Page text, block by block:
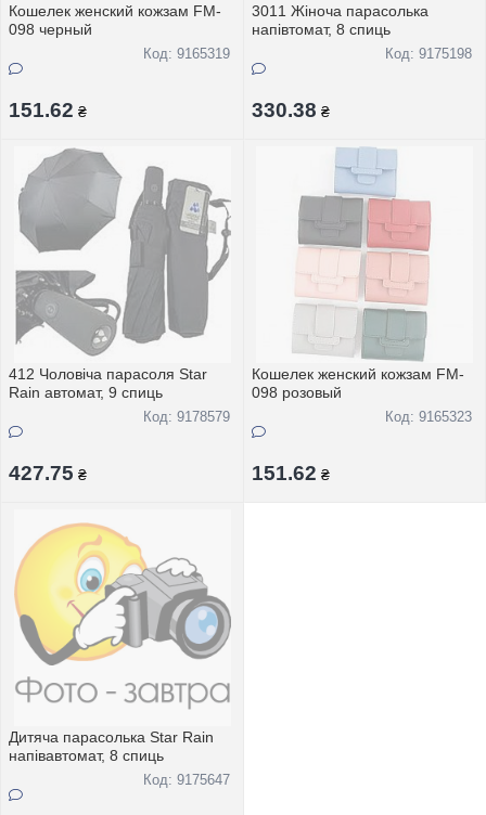
Кошелек женский кожзам FM-
098 черный
Код: 9165319
151.62 ₴
3011 Жіноча парасолька
напiвтомат, 8 спиць
Код: 9175198
330.38 ₴
412 Чоловіча парасоля Star
Rain автомат, 9 спиць
Код: 9178579
427.75 ₴
Кошелек женский кожзам FM-
098 розовый
Код: 9165323
151.62 ₴
Дитяча парасолька Star Rain
напівавтомат, 8 спиць
Код: 9175647